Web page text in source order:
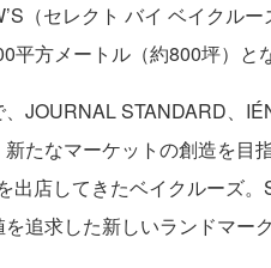
（セレクト バイ ベイクル
平方メートル（約800坪）と
JOURNAL STANDARD、
新たなマーケットの創造を目
出店してきたベイクルーズ
追求した新しいランドマーク